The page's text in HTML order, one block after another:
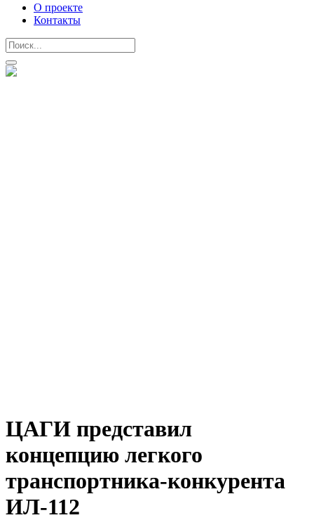
О проекте
Контакты
ЦАГИ представил
концепцию легкого
транспортника-конкурента
ИЛ-112